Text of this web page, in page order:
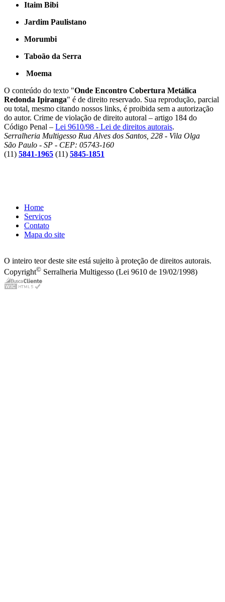
Itaim Bibi
Jardim Paulistano
Morumbi
Taboão da Serra
Moema
O conteúdo do texto "Onde Encontro Cobertura Metálica
Redonda Ipiranga" é de direito reservado. Sua reprodução, parcial
ou total, mesmo citando nossos links, é proibida sem a autorização
do autor. Crime de violação de direito autoral – artigo 184 do
Código Penal – Lei 9610/98 - Lei de direitos autorais.
Serralheria Multigesso Rua Alves dos Santos, 228 - Vila Olga
São Paulo - SP - CEP: 05743-160
(11) 5841-1965 (11) 5845-1851
Home
Serviços
Contato
Mapa do site
O inteiro teor deste site está sujeito à proteção de direitos autorais.
Copyright© Serralheria Multigesso (Lei 9610 de 19/02/1998)